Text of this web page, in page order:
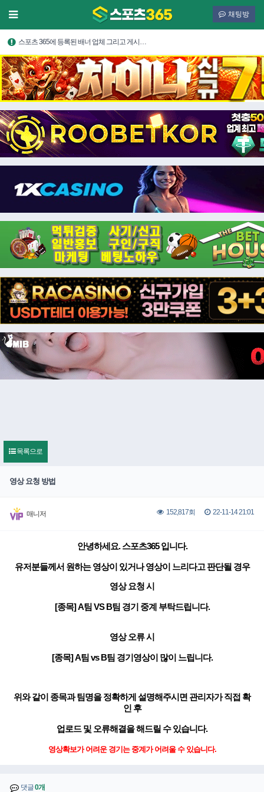
채팅방
스포츠 365에 등록된 배너 업체 그리고 게시…
목록으로
영상 요청 방법
매니저 152,817회 22-11-14 21:01
안녕하세요. 스포츠365 입니다.
유저분들께서 원하는 영상이 있거나 영상이 느리다고 판단될 경우
영상 요청 시
[종목] A팀 VS B팀 경기 중계 부탁드립니다.
영상 오류 시
[종목] A팀 vs B팀 경기영상이 많이 느립니다.
위와 같이 종목과 팀명을 정확하게 설명해주시면 관리자가 직접 확
인 후
업로드 및 오류해결을 해드릴 수 있습니다.
영상확보가 어려운 경기는 중계가 어려울 수 있습니다.
댓글0개